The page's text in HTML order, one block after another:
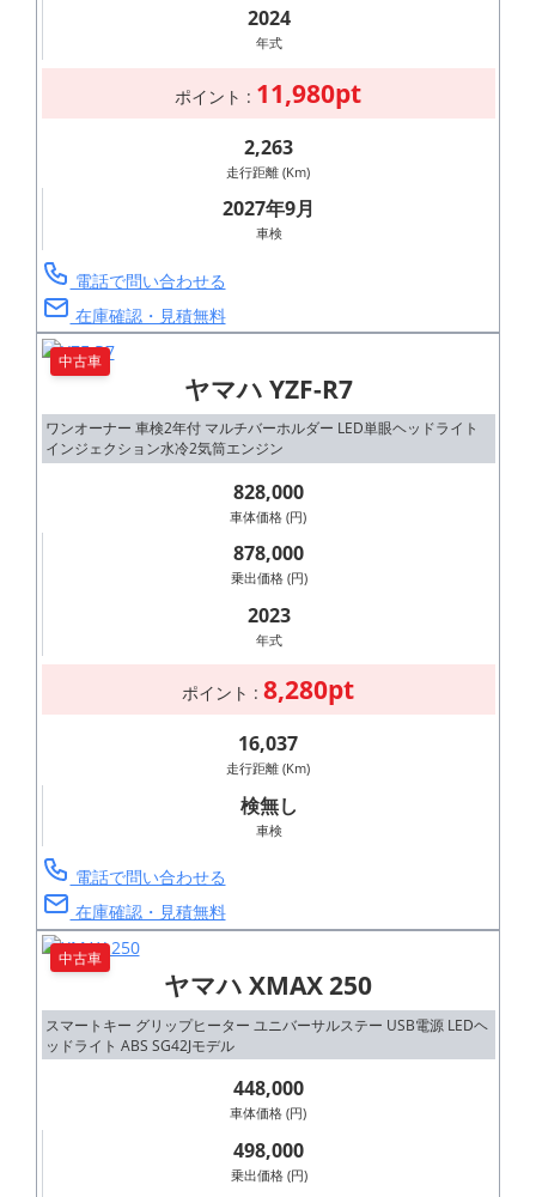
2024
年式
ポイント : 11,980pt
2,263
走行距離 (Km)
2027年9月
車検
電話で問い合わせる
在庫確認・見積無料
中古車
ヤマハ YZF-R7
ワンオーナー 車検2年付 マルチバーホルダー LED単眼ヘッドライト
インジェクション水冷2気筒エンジン
828,000
車体価格 (円)
878,000
乗出価格 (円)
2023
年式
ポイント : 8,280pt
16,037
走行距離 (Km)
検無し
車検
電話で問い合わせる
在庫確認・見積無料
中古車
ヤマハ XMAX 250
スマートキー グリップヒーター ユニバーサルステー USB電源 LEDヘ
ッドライト ABS SG42Jモデル
448,000
車体価格 (円)
498,000
乗出価格 (円)